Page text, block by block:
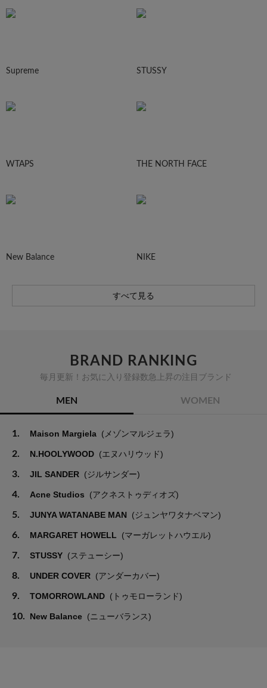
Supreme STUSSY
WTAPS THE NORTH FACE
New Balance NIKE
すべて見る
BRAND RANKING
毎月更新！お気に入り登録数急上昇の注目ブランド
MEN WOMEN
1. Maison Margiela (メゾンマルジェラ)
2. N.HOOLYWOOD (エヌハリウッド)
3. JIL SANDER (ジルサンダー)
4. Acne Studios (アクネストゥディオズ)
5. JUNYA WATANABE MAN (ジュンヤワタナベマン)
6. MARGARET HOWELL (マーガレットハウエル)
7. STUSSY (ステューシー)
8. UNDER COVER (アンダーカバー)
9. TOMORROWLAND (トゥモローランド)
10. New Balance (ニューバランス)